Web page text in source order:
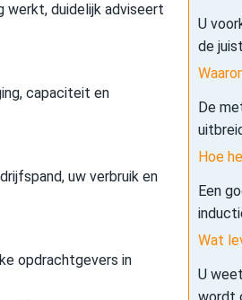
duidelijk adviseert
capaciteit en
uw verbruik en
opdrachtgevers in
U
de
De
Hoe
Een
Wat
U